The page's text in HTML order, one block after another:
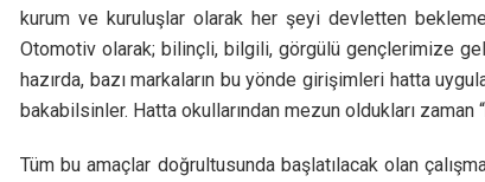
kurum ve kuruluşlar olarak her şeyi devletten
Otomotiv olarak; bilinçli, bilgili, görgülü gençlerimize
hazırda, bazı markaların bu yönde girişimleri hatta
bakabilsinler. Hatta okullarından mezun oldukları zaman
Tüm bu amaçlar doğrultusunda başlatılacak olan